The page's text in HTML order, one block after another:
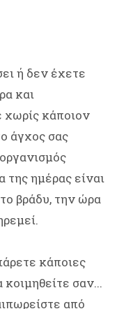
ή δεν έχετε
και
χωρίς κάποιον
άγχος σας
της ημέρας είναι
βράδυ, την ώρα
κάποιες
σαν...
από